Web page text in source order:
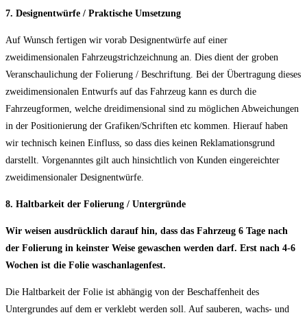
7. Designentwürfe / Praktische Umsetzung
Auf Wunsch fertigen wir vorab Designentwürfe auf einer
zweidimensionalen Fahrzeugstrichzeichnung an. Dies dient der groben
Veranschaulichung der Folierung / Beschriftung. Bei der Übertragung dieses
zweidimensionalen Entwurfs auf das Fahrzeug kann es durch die
Fahrzeugformen, welche dreidimensional sind zu möglichen Abweichungen
in der Positionierung der Grafiken/Schriften etc kommen. Hierauf haben
wir technisch keinen Einfluss, so dass dies keinen Reklamationsgrund
darstellt. Vorgenanntes gilt auch hinsichtlich von Kunden eingereichter
zweidimensionaler Designentwürfe.
8. Haltbarkeit der Folierung / Untergründe
Wir weisen ausdrücklich darauf hin, dass das Fahrzeug 6 Tage nach
der Folierung in keinster Weise gewaschen werden darf. Erst nach 4-6
Wochen ist die Folie waschanlagenfest.
Die Haltbarkeit der Folie ist abhängig von der Beschaffenheit des
Untergrundes auf dem er verklebt werden soll. Auf sauberen, wachs- und